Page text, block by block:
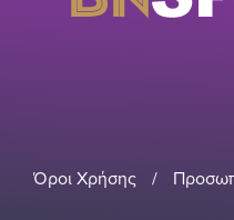
Όροι Χρήσης /